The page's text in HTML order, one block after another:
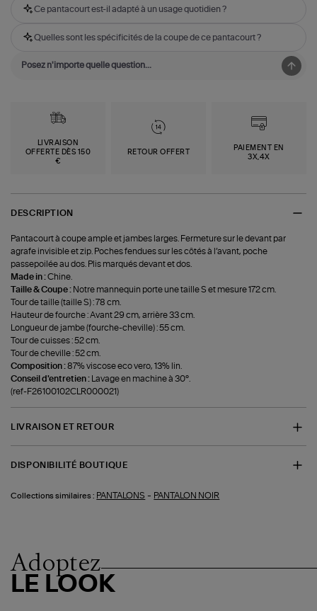
Ce pantacourt est-il adapté à un usage quotidien ?
Quelles sont les spécificités de la coupe de ce pantacourt ?
LIVRAISON
OFFERTE DÈS 150
€
RETOUR OFFERT
PAIEMENT EN
3X,4X
DESCRIPTION
Pantacourt à coupe ample et jambes larges. Fermeture sur le devant par
agrafe invisible et zip. Poches fendues sur les côtés à l’avant, poche
passepoilée au dos. Plis marqués devant et dos.
Made in :Chine.
Taille & Coupe : Notre mannequin porte une taille S et mesure 172 cm.
Tour de taille (taille S) : 78 cm.
Hauteur de fourche : Avant 29 cm, arrière 33 cm.
Longueur de jambe (fourche-cheville) : 55 cm.
Tour de cuisses : 52 cm.
Tour de cheville : 52 cm.
Composition :87% viscose eco vero, 13% lin.
Conseil d'entretien : Lavage en machine à 30°.
(ref-F26100102CLR000021)
LIVRAISON ET RETOUR
DISPONIBILITÉ BOUTIQUE
Collections similaires : PANTALONS - PANTALON NOIR
Adoptez
LE LOOK